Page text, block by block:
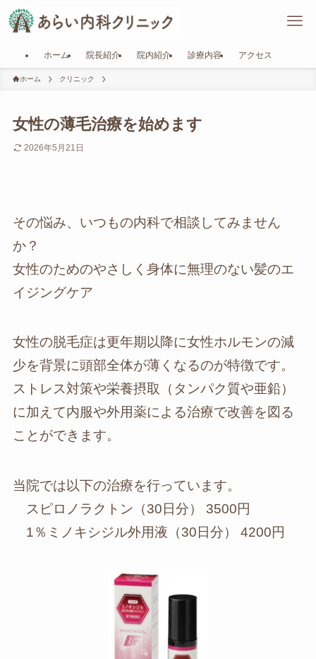
ホーム 院長紹介 院内紹介 診療内容 アクセス
ホーム クリニック
女性の薄毛治療を始めます
2026年5月21日
その悩み、いつもの内科で相談してみません
か？
女性のためのやさしく身体に無理のない髪のエ
イジングケア
女性の脱毛症は更年期以降に女性ホルモンの減
少を背景に頭部全体が薄くなるのが特徴です。
ストレス対策や栄養摂取（タンパク質や亜鉛）
に加えて内服や外用薬による治療で改善を図る
ことができます。
当院では以下の治療を行っています。
スピロノラクトン（30日分） 3500円
1％ミノキシジル外用液（30日分） 4200円